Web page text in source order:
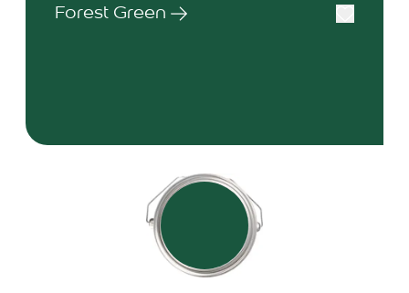
Forest Green